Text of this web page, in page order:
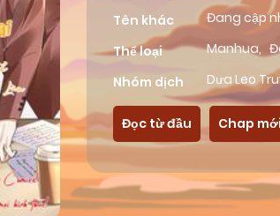
Tên khác
Đang cập
Thể loại
Manhua,
Nhóm dịch
Dưa Leo
Đọc từ đầu Chap